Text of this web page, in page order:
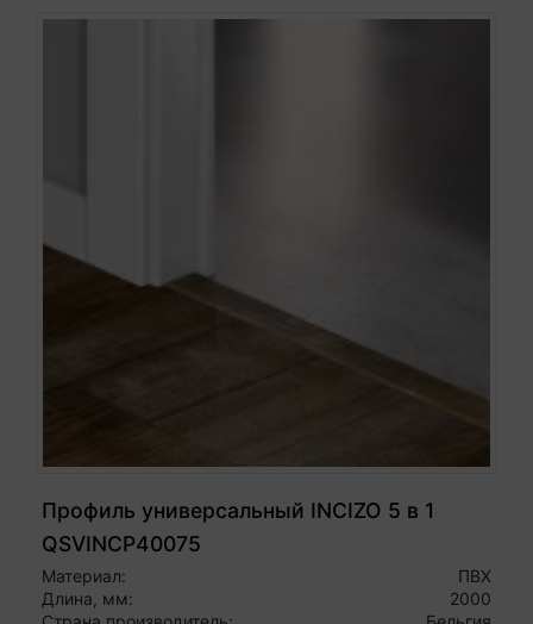
Профиль универсальный INCIZO 5 в 1
QSVINCP40075
Материал:
ПВХ
Длина, мм:
2000